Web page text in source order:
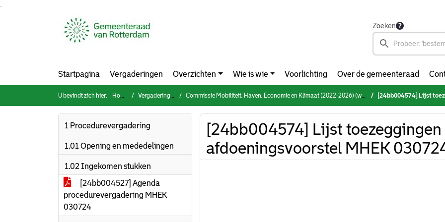
Zoeken
Startpagina Vergaderingen Overzichten Wie is wie Voorlichting Over de gemeenteraad
U bevindt zich hier: Home Vergaderingen Commissie Mobiliteit, Haven, Economie en Klimaat (2022-2026) (woensdag 3 juli 2024) [24bb004574] Lijst
1 Procedurevergadering
1.01 Opening en mededelingen
1.02 Ingekomen stukken
[24bb004527] Agenda
procedurevergadering MHEK
030724
[24bb004574] Lijst toezeggingen
afdoeningsvoorstel MHEK